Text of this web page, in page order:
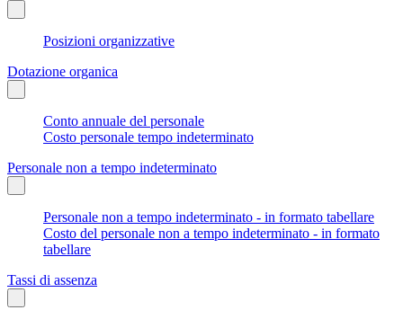
Posizioni organizzative
Dotazione organica
Conto annuale del personale
Costo personale tempo indeterminato
Personale non a tempo indeterminato
Personale non a tempo indeterminato - in formato tabellare
Costo del personale non a tempo indeterminato - in formato
tabellare
Tassi di assenza